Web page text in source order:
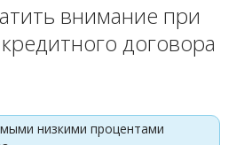
внимание при
договора
низкими процентами